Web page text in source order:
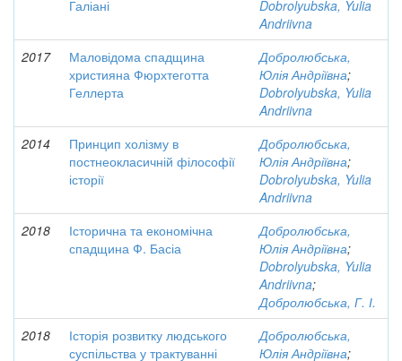
Галіані
Dobrolyubska, Yulia
Andriivna
2017
Маловідома спадщина
християна Фюрхтеготта
Геллерта
Добролюбська,
Юлія Андріївна;
Dobrolyubska, Yulia
Andriivna
2014
Принцип холізму в
постнеокласичній філософії
історії
Добролюбська,
Юлія Андріївна;
Dobrolyubska, Yulia
Andriivna
2018
Історична та економічна
спадщина Ф. Басіа
Добролюбська,
Юлія Андріївна;
Dobrolyubska, Yulia
Andriivna;
Добролюбська, Г. І.
2018
Історія розвитку людського
суспільства у трактуванні
Добролюбська,
Юлія Андріївна;